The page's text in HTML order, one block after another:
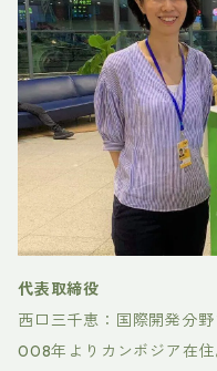
代表取締役
西口三千恵：国際開発分
008年よりカンボジア在住